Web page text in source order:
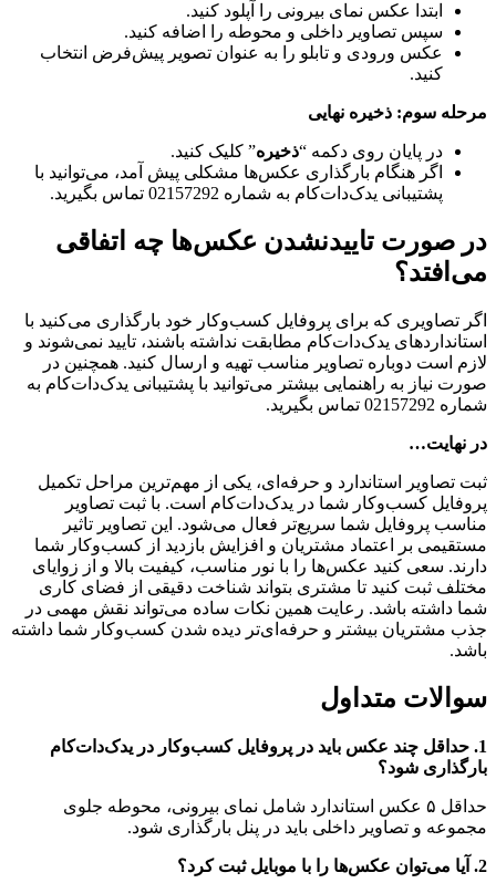
ابتدا عکس نمای بیرونی را آپلود کنید.
سپس تصاویر داخلی و محوطه را اضافه کنید.
عکس ورودی و تابلو را به‌ عنوان تصویر پیش‌فرض انتخاب
کنید.
مرحله سوم: ذخیره نهایی
در پایان روی دکمه “ذخیره” کلیک کنید.
اگر هنگام بارگذاری عکس‌ها مشکلی پیش آمد، می‌توانید با
پشتیبانی یدک‌دات‌کام به شماره 02157292 تماس بگیرید.
در صورت تاییدنشدن عکس‌ها چه اتفاقی
می‌افتد؟
اگر تصاویری که برای پروفایل کسب‌وکار خود بارگذاری می‌کنید با
استانداردهای یدک‌دات‌کام مطابقت نداشته باشند، تایید نمی‌شوند و
لازم است دوباره تصاویر مناسب تهیه و ارسال کنید. همچنین در
صورت نیاز به راهنمایی بیشتر می‌توانید با پشتیبانی یدک‌دات‌کام به
شماره 02157292 تماس بگیرید.
در نهایت…
ثبت تصاویر استاندارد و حرفه‌ای، یکی از مهم‌ترین مراحل تکمیل
پروفایل کسب‌وکار شما در یدک‌دات‌کام است. با ثبت تصاویر
مناسب پروفایل شما سریع‌تر فعال می‌شود. این تصاویر تاثیر
مستقیمی بر اعتماد مشتریان و افزایش بازدید از کسب‌وکار شما
دارند. سعی کنید عکس‌ها را با نور مناسب، کیفیت بالا و از زوایای
مختلف ثبت کنید تا مشتری بتواند شناخت دقیقی از فضای کاری
شما داشته باشد. رعایت همین نکات ساده می‌تواند نقش مهمی در
جذب مشتریان بیشتر و حرفه‌ای‌تر دیده شدن کسب‌وکار شما داشته
باشد.
سوالات متداول
1. حداقل چند عکس باید در پروفایل کسب‌وکار در یدک‌دات‌کام
بارگذاری شود؟
حداقل ۵ عکس استاندارد شامل نمای بیرونی، محوطه جلوی
مجموعه و تصاویر داخلی باید در پنل بارگذاری شود.
2. آیا می‌توان عکس‌ها را با موبایل ثبت کرد؟